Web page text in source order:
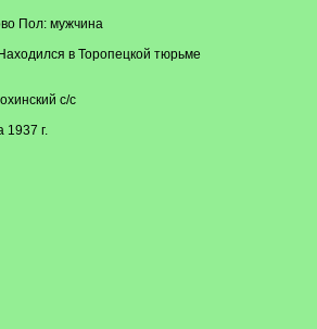
Пол: мужчина
в Торопецкой тюрьме
с/с
1937 г.